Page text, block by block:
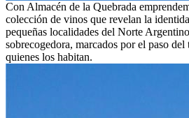
Con Almacén de la Quebrada
colección de vinos que revelan la
pequeñas localidades del Norte
sobrecogedora, marcados por el paso
quienes los habitan.